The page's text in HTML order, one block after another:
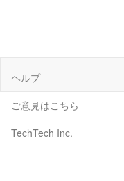
ヘルプ
ご意見はこちら
TechTech Inc.